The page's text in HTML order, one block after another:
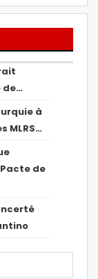
de…
à
MLRS…
de